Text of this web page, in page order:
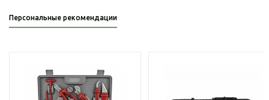
Персональные рекомендации